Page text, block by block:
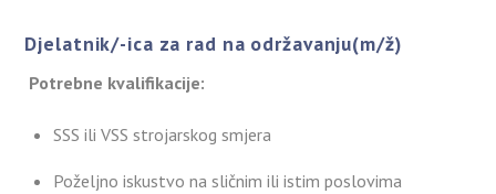
Djelatnik/-ica za rad na održavanju(m/ž)
Potrebne kvalifikacije:
SSS ili VSS strojarskog smjera
Poželjno iskustvo na sličnim ili istim poslovima